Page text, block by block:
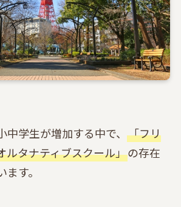
学生が増加する中で、 「フリ
ルタナティブスクール」の存在
す。